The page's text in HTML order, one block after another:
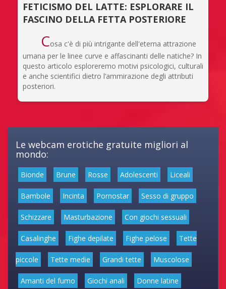
FETICISMO DEL LATTE: ESPLORARE IL
FASCINO DELLA FETTA POSTERIORE
Cosa c'è di più intrigante dell'eterna attrazione
umana per le linee curve e affascinanti delle natiche? In
questo articolo esploreremo motivi psicologici, culturali
e anche scientifici dietro l’ammirazione degli attributi
posteriori.
Le webcam erotiche gratuite migliori al
mondo:
Bionde Brune Rosse Adolescenti Liceali
Bambole Incinta Pornostar Sesso di gruppo
Schizzare Masturbazione Con giochi sessuali
Casalinghe Fighe depilate Fighe pelose Tette
piccole Tette medie Grandi tette Muscolose
Amanti del fumo Giochi anali Donne latine